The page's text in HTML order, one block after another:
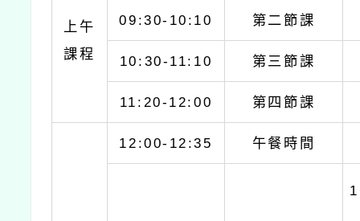
上午
課程
09:30-10:10 第二節課
10:30-11:10 第三節課
11:20-12:00 第四節課
12:00-12:35 午餐時間